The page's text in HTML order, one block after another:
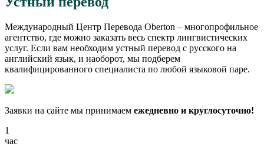
Международный Центр Перевода Oberton – многопрофильное
агентство, где можно заказать весь спектр лингвистических
услуг. Если вам необходим устный перевод с русского на
английский язык, и наоборот, мы подберем
квалифицированного специалиста по любой языковой паре.
Заявки на сайте мы принимаем ежедневно и круглосуточно!
1
час